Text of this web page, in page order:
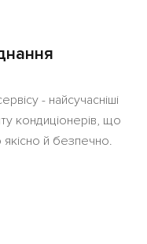
- найсучасніші
кондиціонерів, що
й безпечно.